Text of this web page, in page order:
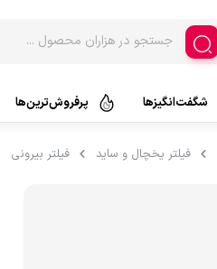
تصفیه آب خانگی
شگفت‌انگیزها پرفروش‌ترین‌ها
فیلتر یخچال و ساید فیلتر بیرونی